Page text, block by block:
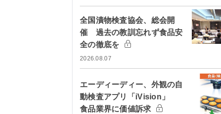
全国漬物検査協会、総会開
催 過去の教訓忘れず食品安
全の徹底を
2026.08.07
エーディーディー、外観の自
動検査アプリ「iVision」
食品業界に価値訴求